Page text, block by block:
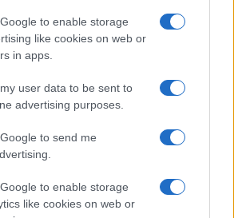
to enable storage
like cookies on web or
in apps.
user data to be sent to
advertising purposes.
to send me
to enable storage
like cookies on web or
da svakog jutra izbacim
da dišem, da razgovaram
treba, da pratim svoje tijelo
osjećanja i nema mjesta
mislima. Trčim, vozim bicikl,
i uživam u svakoj sekundi dana
sam pobijedila –